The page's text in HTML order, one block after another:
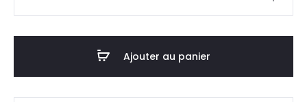
Ajouter au panier